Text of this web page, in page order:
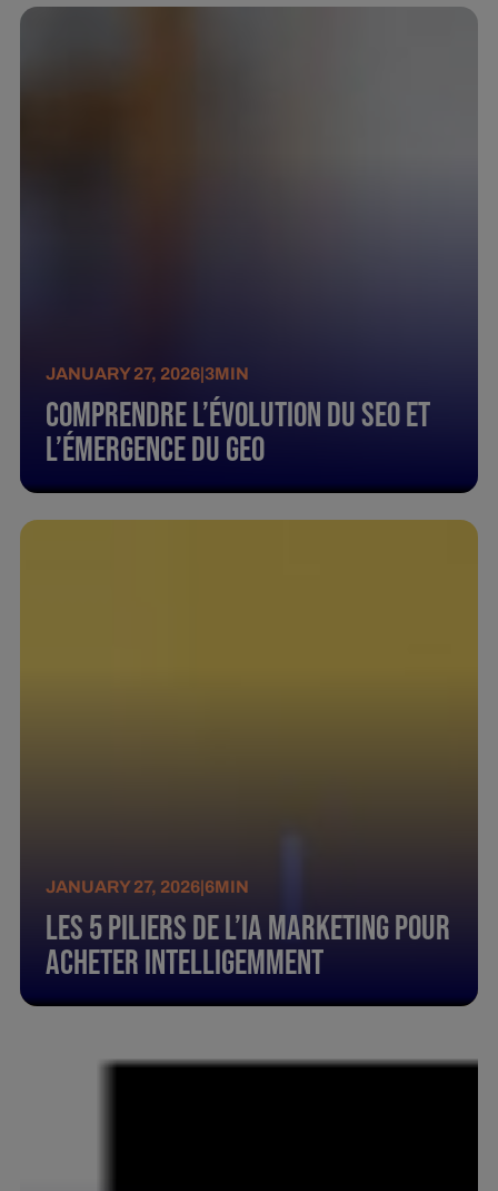
JANUARY 27, 2026|3MIN
Comprendre l’évolution du SEO et
l’émergence du GEO
JANUARY 27, 2026|6MIN
Les 5 piliers de l’IA marketing pour
acheter intelligemment